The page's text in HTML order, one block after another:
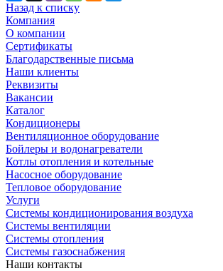
Назад к списку
Компания
О компании
Сертификаты
Благодарственные письма
Наши клиенты
Реквизиты
Вакансии
Каталог
Кондиционеры
Вентиляционное оборудование
Бойлеры и водонагреватели
Котлы отопления и котельные
Насосное оборудование
Тепловое оборудование
Услуги
Системы кондиционирования воздуха
Системы вентиляции
Системы отопления
Системы газоснабжения
Наши контакты